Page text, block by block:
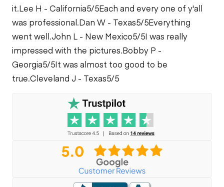
Fuel Leaks
Cooling System
Leaks
Limited Function
it.Lee H - California5/5Each and every one of y'all
was professional.Dan W - Texas5/5Everything
went well.John L - New Mexico5/5I was really
impressed with the pictures.Bobby P -
Georgia5/5It was almost too good to be
true.Cleveland J - Texas5/5